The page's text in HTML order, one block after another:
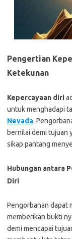
Pengertian
Ketekunan
Kepercayaan diri
untuk menghadapi
Nevada.
bernilai demi tujuan
sikap pantang
Hubungan antara
Diri
Pengorbanan dapat
memberikan bukti
demi mencapai